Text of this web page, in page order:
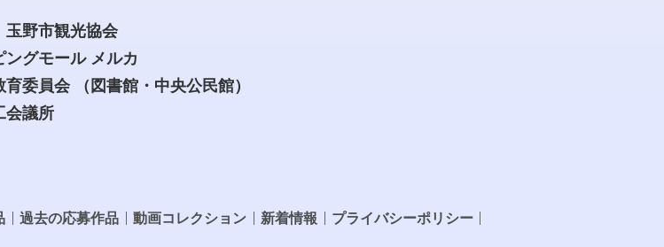
玉野市観光協会
ングモール メルカ
育委員会
（図書館・中央公民館）
会議所
過去の応募作品 動画コレクション 新着情報 プライバシーポリシー